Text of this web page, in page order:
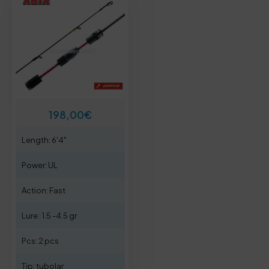
198,00€
Length: 6'4"
Power: UL
Action: Fast
Lure : 1.5 -4.5 gr
Pcs: 2 pcs
Tip: tubolar